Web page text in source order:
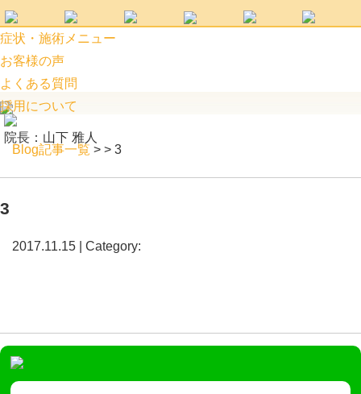
3 | 阿見町口コミ上位のつばめ接骨院
症状・施術メニュー
お客様の声
よくある質問
採用について
院長：山下 雅人
Blog記事一覧 > > 3
3
2017.11.15 | Category: